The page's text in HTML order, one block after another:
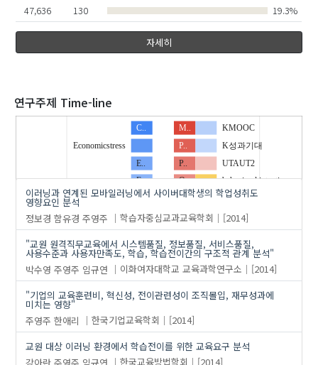
유사연구
47,636 130 19.3%
자세히
연구주제 Time-line
C..
Economicstress
E..
F..
I…
I…
KMOOC
K성과기대
M..
P..
P..
Q..
R..
S..
UTAUT2
W..
a..
behavioral intention
b..
c…
e..
effort expectancy
facilitating conditions
goal orientation
hedonic motivation
innovation
l…
li…
m..
p..
만족도
사용의도
의 발표논문(82)
이러닝과 연계된 모바일러닝에서 사이버대학생의 학업성취도
영향요인 분석
정보경 함유경 주영주 학습자중심교과교육학회
[2014]
"교원 원격직무교육에서 시스템품질, 정보품질, 서비스품질,
사용수준과 사용자만족도, 학습, 학습전이간의 구조적 관계 분석"
박수영 주영주 임규연 이화여자대학교 교육과학연구소
[2014]
"기업의 교육훈련비, 혁신성, 전이관련성이 조직몰입, 재무성과에
미치는 영향"
주영주 한애리 한국기업교육학회
[2014]
교원 대상 이러닝 환경에서 학습전이를 위한 교육요구 분석
강아란 주영주 임규연 한국교육방법학회 [2014]